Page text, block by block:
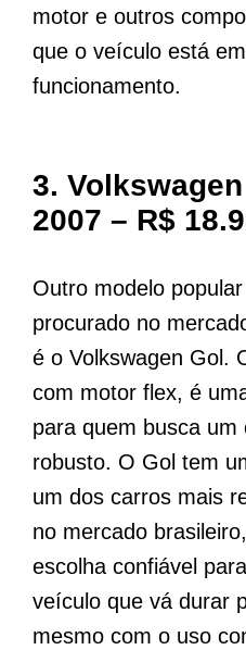
motor e outros
que o veículo está
funcionamento.
3.
2007 – R$
Outro modelo
procurado no
é o Volkswagen Gol.
com motor flex, é
para quem busca
robusto. O Gol tem
um dos carros mais
no mercado
escolha confiável
veículo que vá durar
mesmo com o uso